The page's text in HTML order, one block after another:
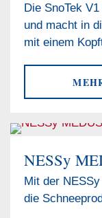
Die SnoTek
und macht in
mit einem
NESSy
Mit der
die